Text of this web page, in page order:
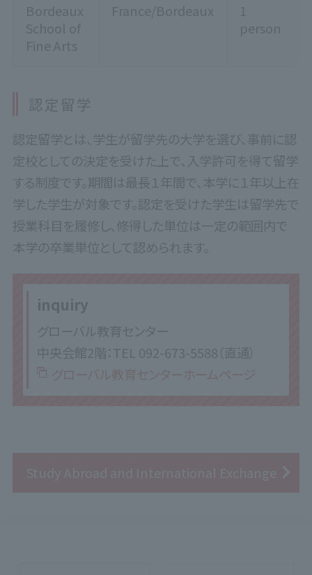
Bordeaux
School of
Fine Arts
France/Bordeaux
1
person
認定留学
認定留学とは、学生が留学先の大学を選び、事前に認
定校としての決定を受けた上で、入学許可を得て留学
する制度です。期間は最長１年間で、本学に１年以上在
学した学生が対象です。認定を受けた学生は留学先で
授業科目を履修し、修得した単位は一定の範囲内で
本学の卒業単位として認められます。
inquiry
グローバル教育センター
中央会館2階：TEL 092-673-5588（直通）